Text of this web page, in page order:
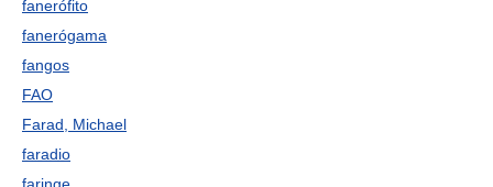
fanerófito
fanerógama
fangos
FAO
Farad, Michael
faradio